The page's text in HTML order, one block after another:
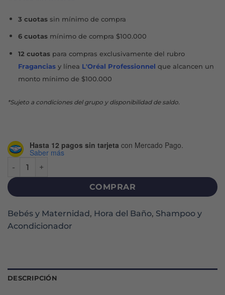
3 cuotassin mínimo de compra
6 cuotasmínimo de compra $100.000
12 cuotaspara compras exclusivamente del rubro
Fraganciasy línea L'Oréal Professionnel que alcancen un
monto mínimo de $100.000
*Sujeto a condiciones del grupo y disponibilidad de saldo.
Hasta 12 pagos sin tarjeta con Mercado Pago.
Saber más
COMPRAR
Bebés y Maternidad, Hora del Baño, Shampoo y
Acondicionador
DESCRIPCIÓN